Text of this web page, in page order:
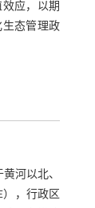
应，以期
态管理政
河以北、
），行政区